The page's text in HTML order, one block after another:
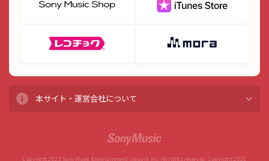
本サイト・運営会社について
Copyright 2021 Sony Music Entertainment (Japan) Inc. All rights reserved. Copyright 2021